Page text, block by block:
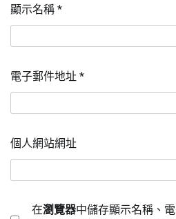
顯示名稱 *
電子郵件地址 *
個人網站網址
在瀏覽器中儲存顯示名稱、